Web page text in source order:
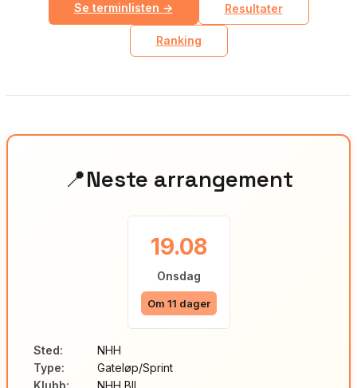
Se terminlisten → Resultater
Ranking
📍Neste arrangement
19.08
Onsdag
Om 11 dager
Sted:
NHH
Type:
Gateløp/Sprint
Klubb:
NHH BIL